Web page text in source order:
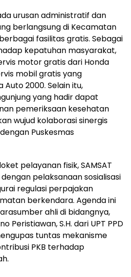
urusan administratif dan
berlangsung di Kecamatan
fasilitas gratis. Sebagai
kepatuhan masyarakat,
motor gratis dari Honda
mobil gratis yang
2000. Selain itu,
yang hadir dapat
pemeriksaan kesehatan
wujud kolaborasi sinergis
Puskesmas
pelayanan fisik, SAMSAT
pelaksanaan sosialisasi
regulasi perpajakan
berkendara. Agenda ini
ahli di bidangnya,
Peristiawan, S.H. dari UPT PPD
tuntas mekanisme
PKB terhadap